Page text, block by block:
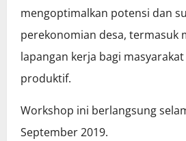
mengoptimalkan potensi dan
perekonomian desa, termasuk
lapangan kerja bagi
produktif.
Workshop ini berlangsung
September 2019.